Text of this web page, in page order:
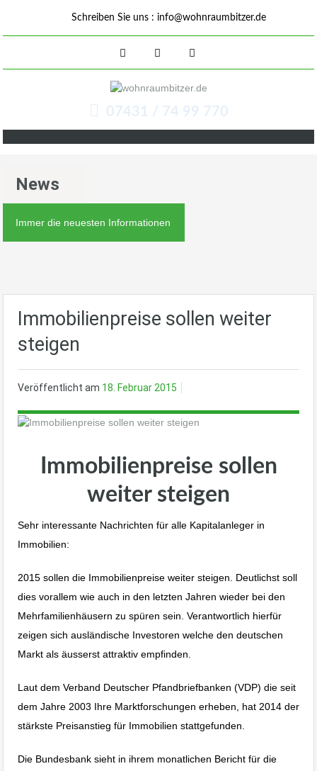
Schreiben Sie uns : info@wohnraumbitzer.de
07431 / 74 99 770
News
Immer die neuesten Informationen
Immobilienpreise sollen weiter
steigen
Veröffentlicht am 18. Februar 2015
Immobilienpreise sollen
weiter steigen
Sehr interessante Nachrichten für alle Kapitalanleger in
Immobilien:
2015 sollen die Immobilienpreise weiter steigen. Deutlichst soll
dies vorallem wie auch in den letzten Jahren wieder bei den
Mehrfamilienhäusern zu spüren sein. Verantwortlich hierfür
zeigen sich ausländische Investoren welche den deutschen
Markt als äusserst attraktiv empfinden.
Laut dem Verband Deutscher Pfandbriefbanken (VDP) die seit
dem Jahre 2003 Ihre Marktforschungen erheben, hat 2014 der
stärkste Preisanstieg für Immobilien stattgefunden.
Die Bundesbank sieht in ihrem monatlichen Bericht für die